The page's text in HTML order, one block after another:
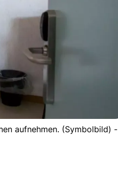
aufnehmen. (Symbolbild) -